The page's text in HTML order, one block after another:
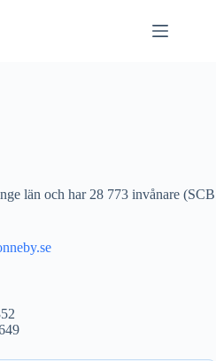
län och har 28 773 invånare (SCB